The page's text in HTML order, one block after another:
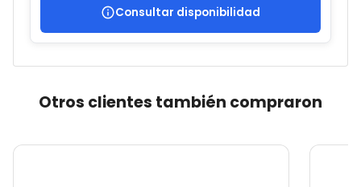
Consultar disponibilidad
Otros clientes también compraron